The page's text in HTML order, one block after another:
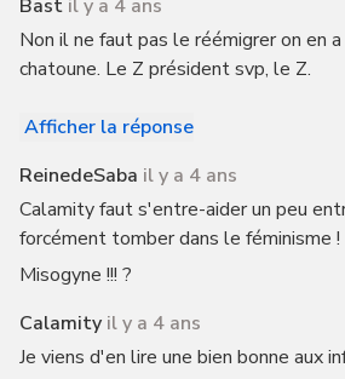
Bast il y a 4 ans
Non il ne faut pas le réémigrer on en
chatoune. Le Z président svp, le Z.
Afficher la réponse
ReinedeSaba il y a 4 ans
Calamity faut s'entre-aider un peu
forcément tomber dans le féminisme !
Misogyne !!! ?
Calamity il y a 4 ans
Je viens d'en lire une bien bonne aux